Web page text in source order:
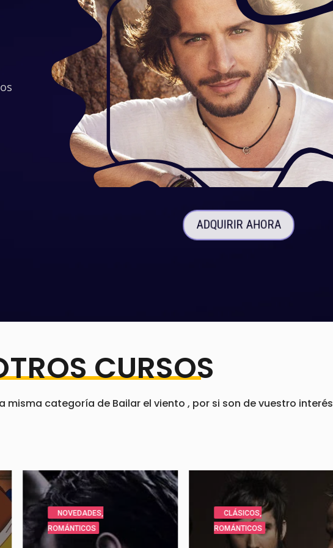
ADQUIRIR AHORA
CURSOS
misma categoría de Bailar el viento , por si son de vuestro interés
CLÁSICOS
ROMÁNTICOS
CLÁSICOS
ROMÁNTICOS